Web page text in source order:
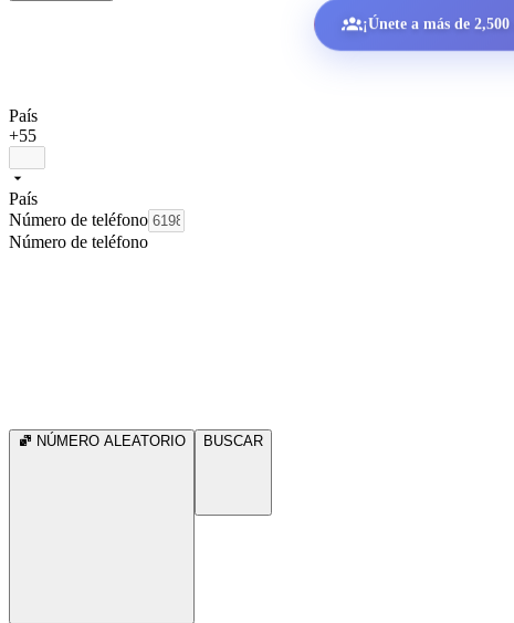
¡Únete a más de
País
+55
País
Número de teléfono
Número de teléfono
NÚMERO ALEATORIO BUSCAR